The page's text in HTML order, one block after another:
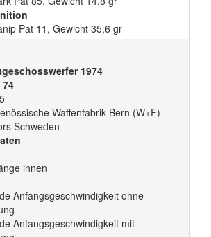
Pat 11, Gewicht 35,6 gr
1974
74
Waffenfabrik Bern (W+F)
Schweden
innen
Anfangsgeschwindigkeit ohne
Anfangsgeschwindigkeit mit